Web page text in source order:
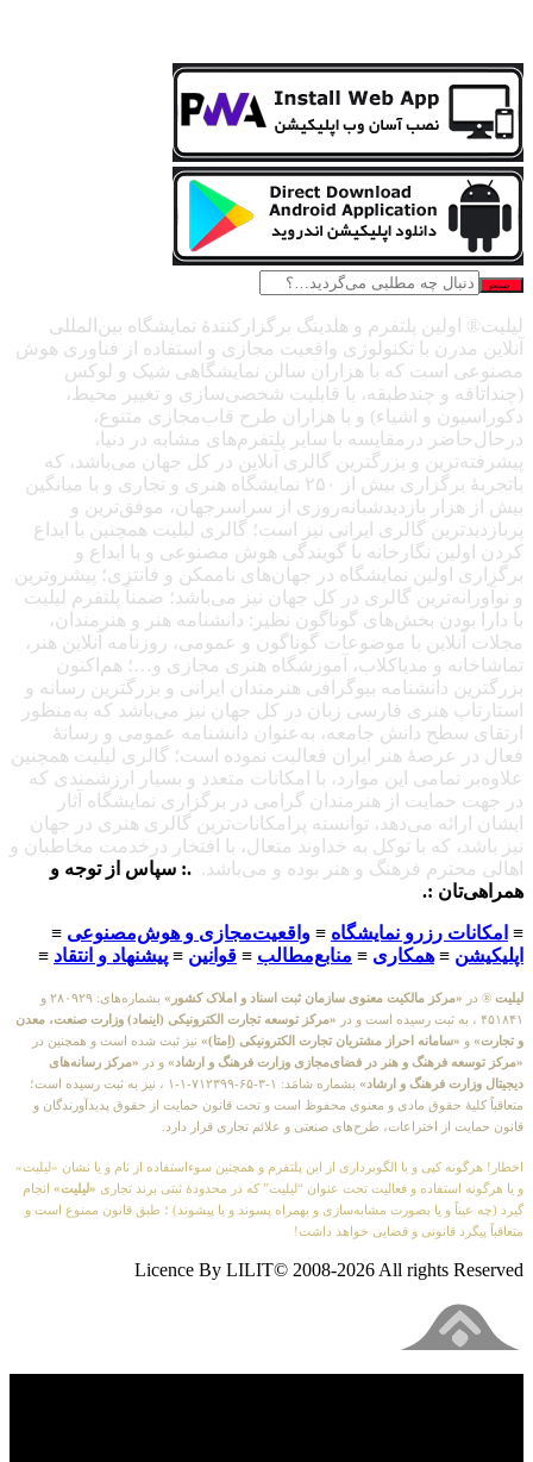
جستجو
لیلیت® اولین پلتفرم و هلدینگ برگزارکنندهٔ نمایشگاه بین‌المللی
آنلاین مدرن با تکنولوژی واقعیت مجازی و استفاده از فناوری هوش
مصنوعی است که با هزاران سالن نمایشگاهی شیک و لوکس
(چنداتاقه و چندطبقه، با قابلیت شخصی‌سازی و تغییر محیط،
دکوراسیون و اشیاء) و با هزاران طرح قاب‌مجازی متنوع،
درحال‌حاضر درمقایسه با سایر پلتفرم‌های مشابه در دنیا،
پیشرفته‌ترین و بزرگترین گالری آنلاین در کل جهان می‌باشد، که
باتجربهٔ برگزاری بیش از ۲۵۰ نمایشگاه هنری و تجاری و با میانگین
بیش از هزار بازدیدشبانه‌روزی از سراسرجهان، موفق‌ترین و
پربازدیدترین گالری ایرانی نیز است؛ گالری لیلیت همچنین با ابداع
کردن اولین نگارخانه با گویندگی هوش مصنوعی و با ابداع و
برگزاری اولین نمایشگاه در جهان‌های ناممکن و فانتزی؛ پیشروترین
و نوآورانه‌ترین گالری در کل جهان نیز می‌باشد؛ ضمناً پلتفرم لیلیت
با دارا بودن بخش‌های گوناگون نظیر: دانشنامه هنر و هنرمندان،
مجلات آنلاین با موضوعات گوناگون و عمومی، روزنامه آنلاین هنر،
تماشاخانه و مدیاکلاب، آموزشگاه هنری مجازی و…؛ هم‌اکنون
بزرگترین دانشنامه بیوگرافی هنرمندان ایرانی و بزرگترین رسانه و
استارتاپ هنری فارسی زبان در کل جهان نیز می‌باشد که به‌منظور
ارتقای سطح دانش جامعه، به‌عنوان دانشنامه عمومی و رسانهٔ
فعال در عرصهٔ هنر ایران فعالیت نموده است؛ گالری لیلیت همچنین
علاوه‌بر تمامی این موارد، با امکانات متعدد و بسیار ارزشمندی که
در جهت حمایت از هنرمندان گرامی در برگزاری نمایشگاه آثار
ایشان ارائه می‌دهد، توانسته پرامکانات‌ترین گالری هنری در جهان
نیز باشد، که با توکل به خداوند متعال، با افتخار درخدمت مخاطبان و
اهالی محترم فرهنگ و هنر بوده و می‌باشد. .: سپاس از توجه و
همراهی‌تان :.
≡ امکانات رزرو نمایشگاه ≡ واقعیت‌مجازی و هوش‌مصنوعی ≡
اپلیکیشن ≡ همکاری ≡ منابع‌مطالب ≡ قوانین ≡ پیشنهاد و انتقاد ≡
لیلیت ® در «مرکز مالکیت معنوی سازمان ثبت اسناد و املاک کشور»
بشماره‌های: ۲۸۰۹۲۹ و
۴۵۱۸۴۱ ، به ثبت رسیده است و در
«مرکز توسعه تجارت الکترونیکی (اینماد) وزارت صنعت، معدن
و تجارت» و «سامانه احراز مشتریان تجارت الکترونیکی (اِمتا)» نیز ثبت شده است و همچنین در
«مرکز توسعه فرهنگ و هنر در فضای‌مجازی وزارت فرهنگ و ارشاد» و در «مرکز رسانه‌های
دیجیتال وزارت فرهنگ و ارشاد»
بشماره شامَد: ۱-۳-۶۵-۷۱۲۳۹۹-۱-۱ ، نیز به ثبت رسیده است؛
متعاقباً کلیهٔ حقوق مادی و معنوی محفوظ است و تحت قانون حمایت از حقوق پدیدآورندگان و
قانون حمایت از اختراعات، طرح‌های صنعتی و علائم تجاری قرار دارد.
اخطار! هرگونه کپی و یا الگوبرداری از این پلتفرم و همچنین سوءاستفاده از نام و یا نشان «لیلیت»
و یا هرگونه استفاده و فعالیت تحت عنوان “لیلیت” که در محدودهٔ ثبتی برند تجاری «لیلیت» انجام
گیرد (چه عیناً و یا بصورت مشابه‌سازی و بهمراه پسوند و یا پیشوند) ؛ طبق قانون ممنوع است و
متعاقباً پیگرد قانونی و قضایی خواهد داشت!
Licence By LILIT© 2008-2026 All rights Reserved